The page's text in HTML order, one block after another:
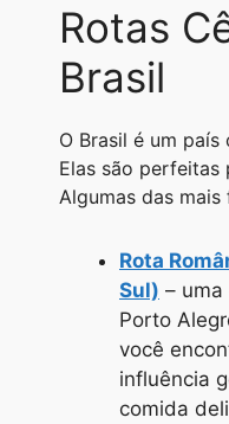
Rotas
Brasil
O Brasil é um
Elas são perfeitas
Algumas das mais
Rota
Sul) –
Porto
você
influência
comida